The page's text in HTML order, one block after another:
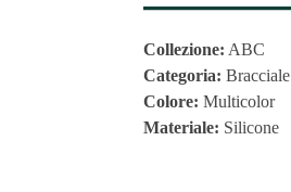
Collezione: ABC
Categoria: Bracciale
Colore: Multicolor
Materiale: Silicone